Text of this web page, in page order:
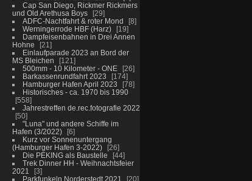
Cap San Diego, Rickmer Rickmers
und Old Arethusa Boys
29
ADFC-Nachtfahrt & roter Mond
8
Werningerrode HBF (Harz)
19
Dampfeisenbahnen in Drei Annen
Hohne
21
Einlaufparade 2023 an Bord der
MS Bleichen
121
500mm - 10 Kilometer - ONE
26
Barkassenrundfahrt 2023
174
Hamburger Hafen April 2023
78
Historisches - ca. 1970 bis 1990
558
Jahrestreffen de.rec.fotografie 2022
50
"Luna" und andere Schiffe im
Hafen (3/2022)
6
Kurz vor Sonnenuntergang
(Hamburger Hafen 3-2022)
26
Die PEKING als Baustelle
44
Trek Dinner HH - Weihnachtsfeier
2021
3
Parkfunkeln Norderstedt 2021
20